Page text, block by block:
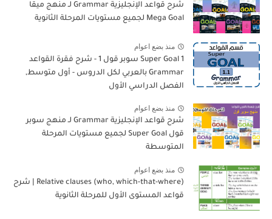
شرح قواعد الإنجليزية Grammar لـ منهج ميقا
Mega Goal لجميع مستويات المرحلة الثانوية
منذ بضع اعوام
Super Goal 1 سوبر قول 1 - شرح فقرة القواعد
Grammar بالعربي لكل الدروس - أول متوسط,
الفصل الدراسي الأول
منذ بضع اعوام
شرح قواعد الإنجليزية Grammar لـ منهج سوبر
قول Super Goal لجميع مستويات المرحلة
المتوسطة
منذ بضع اعوام
Relative clauses (who, which-that-where) | شرح
قواعد المستوى الأول للمرحلة الثانوية